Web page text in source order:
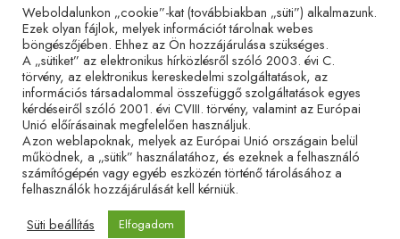
Együttműködő partnerek
Adatvédelmi tájékoztató Impresszum Sütitájékoztató
© 2026 Hetvenkét Tanítvány Mozgalom
Weboldalunkon „cookie”-kat (továbbiakban „süti”) alkalmazunk.
Ezek olyan fájlok, melyek információt tárolnak webes
böngészőjében. Ehhez az Ön hozzájárulása szükséges.
A „sütiket” az elektronikus hírközlésről szóló 2003. évi C.
törvény, az elektronikus kereskedelmi szolgáltatások, az
információs társadalommal összefüggő szolgáltatások egyes
kérdéseiről szóló 2001. évi CVIII. törvény, valamint az Európai
Unió előírásainak megfelelően használjuk.
Azon weblapoknak, melyek az Európai Unió országain belül
működnek, a „sütik” használatához, és ezeknek a felhasználó
számítógépén vagy egyéb eszközén történő tárolásához a
felhasználók hozzájárulását kell kérniük.
Süti beállítás
Elfogadom